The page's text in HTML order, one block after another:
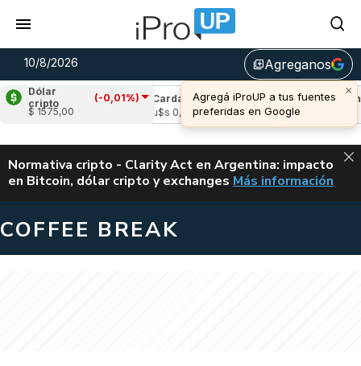
10/8/2026 library_addAgreganos
×
Agregá iProUP a tus fuentes
preferidas en Google
Dólar
cripto
(-0,01%)
$ 1575,00
(-0,09%)
Cardano (0,00%)
u$s 0,20
Avalanche
u$s 6,52
ALERTA
Normativa cripto - Clarity Act en Argentina: impacto
en Bitcoin, dólar cripto y exchanges CLARITY ACT EN
Más información
COFFEE BREAK